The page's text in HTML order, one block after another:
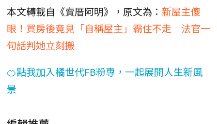
本文轉載自《賣厝阿明》，原文為： 新屋主傻
眼！買房後竟見「自稱屋主」霸住不走 法官一
句話判她立刻搬
🍊點我加入橘世代FB粉專，一起展開人生新風
景